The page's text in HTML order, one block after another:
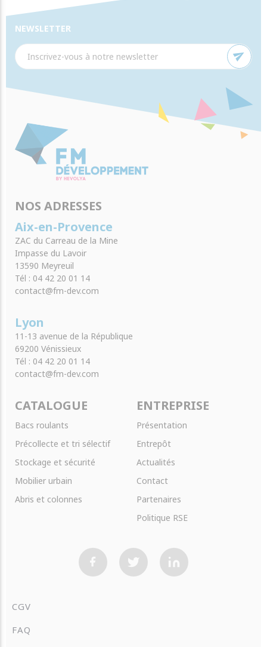
NEWSLETTER
send
NOS ADRESSES
Aix-en-Provence
ZAC du Carreau de la Mine
Impasse du Lavoir
13590 Meyreuil
Tél : 04 42 20 01 14
contact@fm-dev.com
Lyon
11-13 avenue de la République
69200 Vénissieux
Tél : 04 42 20 01 14
contact@fm-dev.com
CATALOGUE
Bacs roulants
Précollecte et tri sélectif
Stockage et sécurité
Mobilier urbain
Abris et colonnes
ENTREPRISE
Présentation
Entrepôt
Actualités
Contact
Partenaires
Politique RSE
CGV
FAQ